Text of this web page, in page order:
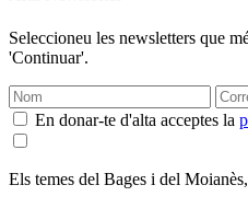
Seleccioneu les newsletters que
'Continuar'.
En donar-te d'alta acceptes la
Els temes del Bages i del